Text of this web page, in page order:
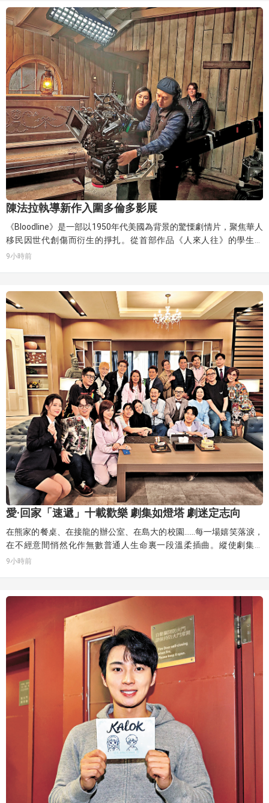
劇組讓兩人有多一個月時間溝通，待彼此更熟悉後再拍攝，減少尷
尬。Ivy早前受訪時亦透露，最親密的戲份會留到最後才拍，待兩人更
熟絡後「安心啲」才拍攝。
陳法拉執導新作入圍多倫多影展
《Bloodline》是一部以1950年代美國為背景的驚慄劇情片，聚焦華人
移民因世代創傷而衍生的掙扎。從首部作品《人來人往》的學生規
模，到今次專業級製作，陳法拉笑言全靠「拍爛膊頭」：「配樂、剪
9小時前
愛·回家「速遞」十載歡樂 劇集如燈塔 劇迷定志向
在熊家的餐桌、在接龍的辦公室、在島大的校園……每一場嬉笑落淚，
在不經意間悄然化作無數普通人生命裏一段溫柔插曲。縱使劇集收
官，但熱愛不散，那些因劇集相遇、被角色治癒、因偶像而成長的普
9小時前